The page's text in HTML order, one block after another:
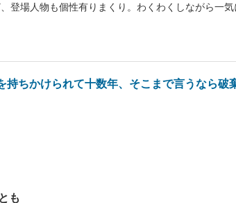
登場人物も個性有りまくり。わくわくしながら一気
持ちかけられて十数年、そこまで言うなら破
も